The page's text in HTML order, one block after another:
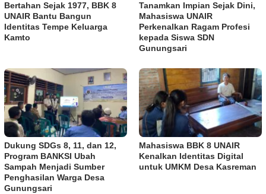
Bertahan Sejak 1977, BBK 8
UNAIR Bantu Bangun
Identitas Tempe Keluarga
Kamto
Tanamkan Impian Sejak Dini,
Mahasiswa UNAIR
Perkenalkan Ragam Profesi
kepada Siswa SDN
Gunungsari
Dukung SDGs 8, 11, dan 12,
Program BANKSI Ubah
Sampah Menjadi Sumber
Penghasilan Warga Desa
Gunungsari
Mahasiswa BBK 8 UNAIR
Kenalkan Identitas Digital
untuk UMKM Desa Kasreman